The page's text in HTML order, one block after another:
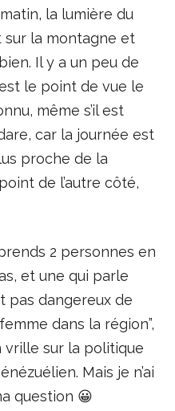
la lumière du
la montagne et
Il y a un peu de
le point de vue le
même s’il est
car la journée est
proche de la
de l’autre côté,
2 personnes en
et une qui parle
pas dangereux de
dans la région”,
vrille sur la politique
Mais je n’ai
question 😀